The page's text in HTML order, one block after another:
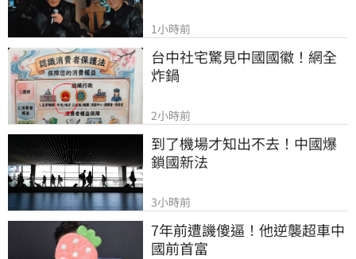
1小時前
台中社宅驚見中國國徽！網全
炸鍋
2小時前
到了機場才知出不去！中國爆
鎖國新法
3小時前
7年前遭譏傻逼！他逆襲超車中
國前首富